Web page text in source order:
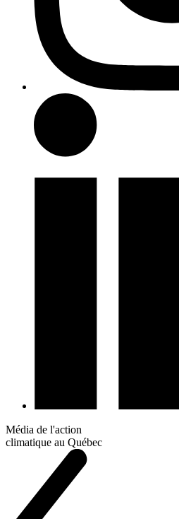
Média de l'action
climatique au Québec